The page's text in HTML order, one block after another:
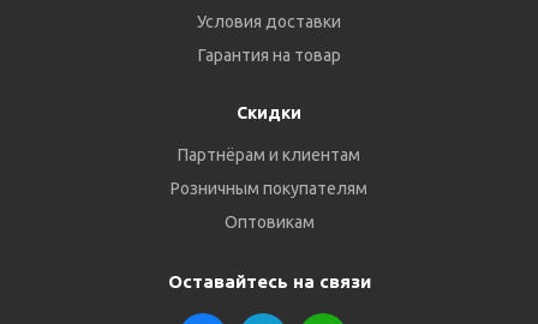
Условия доставки
Гарантия на товар
Скидки
Партнёрам и клиентам
Розничным покупателям
Оптовикам
Оставайтесь на связи